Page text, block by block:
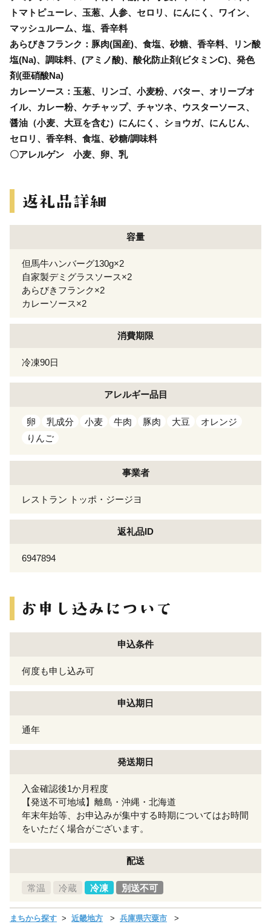
トマトピューレ、玉葱、人参、セロリ、にんにく、ワイン、
マッシュルーム、塩、香辛料
あらびきフランク：豚肉(国産)、食塩、砂糖、香辛料、リン酸
塩(Na)、調味料、(アミノ酸)、酸化防止剤(ビタミンC)、発色
剤(亜硝酸Na)
カレーソース：玉葱、リンゴ、小麦粉、バター、オリーブオ
イル、カレー粉、ケチャップ、チャツネ、ウスターソース、
醤油（小麦、大豆を含む）にんにく、ショウガ、にんじん、
セロリ、香辛料、食塩、砂糖/調味料
〇アレルゲン 小麦、卵、乳
容量
但馬牛ハンバーグ130g×2
自家製デミグラスソース×2
あらびきフランク×2
カレーソース×2
消費期限
冷凍90日
アレルギー品目
卵 乳成分 小麦 牛肉 豚肉 大豆
オレンジ
りんご
事業者
レストラン トッポ・ジージヨ
返礼品ID
6947894
申込条件
何度も申し込み可
申込期日
通年
発送期日
入金確認後1か月程度
【発送不可地域】離島・沖縄・北海道
年末年始等、お申込みが集中する時期についてはお時間
をいただく場合がございます。
配送
常温 冷蔵 冷凍 別送不可
まちから探す 近畿地方
兵庫県宍粟市